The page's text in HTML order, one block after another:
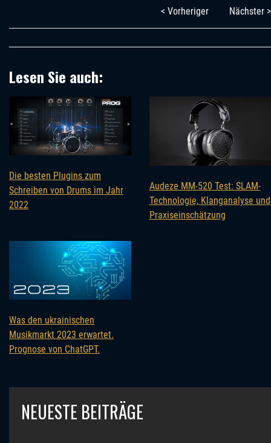
< Vorheriger Nächster >
Lesen Sie auch:
Die besten Plugins zum
Schreiben von Drums im Jahr
2022
Audeze MM-520 Test: SLAM-
Technologie, Klanganalyse und
Praxiseinschätzung
Was den ukrainischen
Musikmarkt 2023 erwartet.
Prognose von ChatGPT.
NEUESTE BEITRÄGE